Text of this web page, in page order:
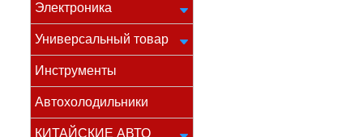
Электроника
Универсальный товар
Инструменты
Автохолодильники
КИТАЙСКИЕ АВТО